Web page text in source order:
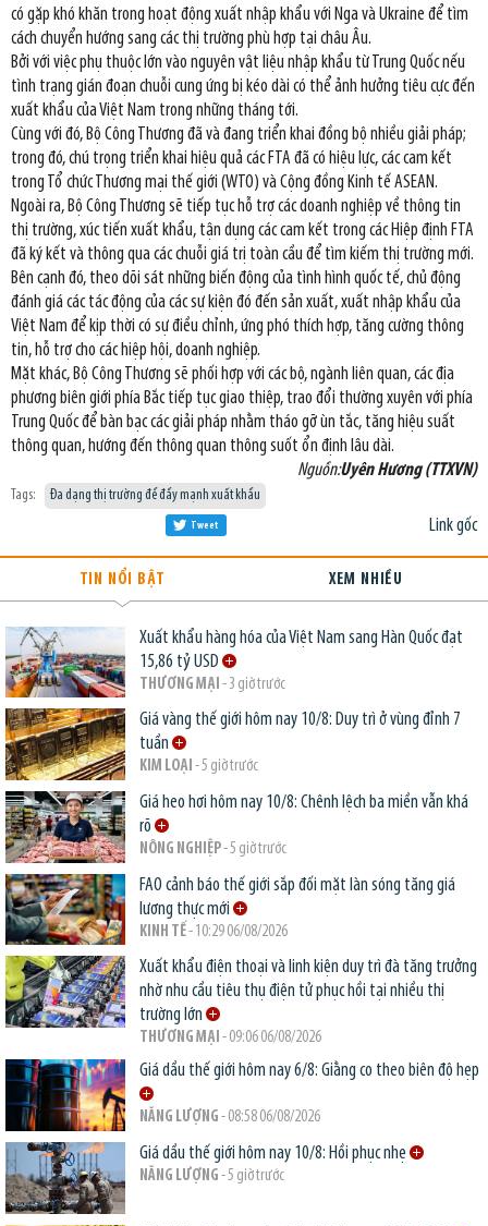
có gặp khó khăn trong hoạt động xuất nhập khẩu với Nga và Ukraine để tìm
cách chuyển hướng sang các thị trường phù hợp tại châu Âu.
Bởi với việc phụ thuộc lớn vào nguyên vật liệu nhập khẩu từ Trung Quốc nếu
tình trạng gián đoạn chuỗi cung ứng bị kéo dài có thể ảnh hưởng tiêu cực đến
xuất khẩu của Việt Nam trong những tháng tới.
Cùng với đó, Bộ Công Thương đã và đang triển khai đồng bộ nhiều giải pháp;
trong đó, chú trọng triển khai hiệu quả các FTA đã có hiệu lực, các cam kết
trong Tổ chức Thương mại thế giới (WTO) và Cộng đồng Kinh tế ASEAN.
Ngoài ra, Bộ Công Thương sẽ tiếp tục hỗ trợ các doanh nghiệp về thông tin
thị trường, xúc tiến xuất khẩu, tận dụng các cam kết trong các Hiệp định FTA
đã ký kết và thông qua các chuỗi giá trị toàn cầu để tìm kiếm thị trường mới.
Bên cạnh đó, theo dõi sát những biến động của tình hình quốc tế, chủ động
đánh giá các tác động của các sự kiện đó đến sản xuất, xuất nhập khẩu của
Việt Nam để kịp thời có sự điều chỉnh, ứng phó thích hợp, tăng cường thông
tin, hỗ trợ cho các hiệp hội, doanh nghiệp.
Mặt khác, Bộ Công Thương sẽ phối hợp với các bộ, ngành liên quan, các địa
phương biên giới phía Bắc tiếp tục giao thiệp, trao đổi thường xuyên với phía
Trung Quốc để bàn bạc các giải pháp nhằm tháo gỡ ùn tắc, tăng hiệu suất
thông quan, hướng đến thông quan thông suốt ổn định lâu dài.
Nguồn:Uyên Hương (TTXVN)
Tags: Đa dạng thị trường để đẩy mạnh xuất khẩu
Link gốc
Tweet
TIN NỔI BẬT XEM NHIỀU
Xuất khẩu hàng hóa của Việt Nam sang Hàn Quốc đạt
15,86 tỷ USD
THƯƠNG MẠI - 3 giờ trước
Giá vàng thế giới hôm nay 10/8: Duy trì ở vùng đỉnh 7
tuần
KIM LOẠI - 5 giờ trước
Giá heo hơi hôm nay 10/8: Chênh lệch ba miền vẫn khá
rõ
NÔNG NGHIỆP- 5 giờ trước
FAO cảnh báo thế giới sắp đối mặt làn sóng tăng giá
lương thực mới
KINH TẾ- 10:29 06/08/2026
Xuất khẩu điện thoại và linh kiện duy trì đà tăng trưởng
nhờ nhu cầu tiêu thụ điện tử phục hồi tại nhiều thị
trường lớn
THƯƠNG MẠI - 09:06 06/08/2026
Giá dầu thế giới hôm nay 6/8: Giằng co theo biên độ hẹp
NĂNG LƯỢNG - 08:58 06/08/2026
Giá dầu thế giới hôm nay 10/8: Hồi phục nhẹ
NĂNG LƯỢNG - 5 giờ trước